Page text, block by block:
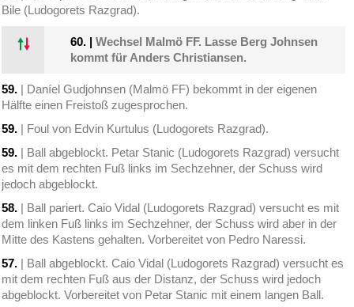
Bile (Ludogorets Razgrad).
60. |Wechsel Malmö FF. Lasse Berg Johnsen
kommt für Anders Christiansen.
59. | Daníel Gudjohnsen (Malmö FF) bekommt in der eigenen
Hälfte einen Freistoß zugesprochen.
59. | Foul von Edvin Kurtulus (Ludogorets Razgrad).
59. | Ball abgeblockt. Petar Stanic (Ludogorets Razgrad) versucht
es mit dem rechten Fuß links im Sechzehner, der Schuss wird
jedoch abgeblockt.
58. | Ball pariert. Caio Vidal (Ludogorets Razgrad) versucht es mit
dem linken Fuß links im Sechzehner, der Schuss wird aber in der
Mitte des Kastens gehalten. Vorbereitet von Pedro Naressi.
57. | Ball abgeblockt. Caio Vidal (Ludogorets Razgrad) versucht es
mit dem rechten Fuß aus der Distanz, der Schuss wird jedoch
abgeblockt. Vorbereitet von Petar Stanic mit einem langen Ball.